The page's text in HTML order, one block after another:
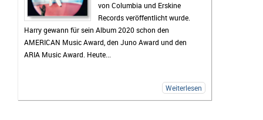
von Columbia und Erskine
Records veröffentlicht wurde.
Harry gewann für sein Album 2020 schon den
AMERICAN Music Award, den Juno Award und den
ARIA Music Award. Heute...
Weiterlesen